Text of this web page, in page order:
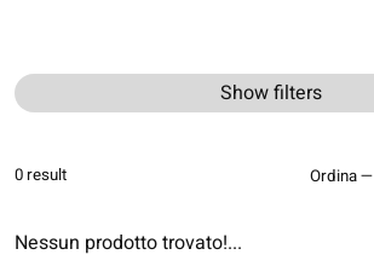
Show filters
0 result Ordina —
Nessun prodotto trovato!...